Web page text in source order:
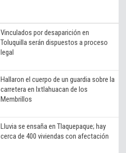
Vinculados por desaparición en
Toluquilla serán dispuestos a proceso
legal
Hallaron el cuerpo de un guardia sobre la
carretera en Ixtlahuacan de los
Membrillos
Lluvia se ensaña en Tlaquepaque; hay
cerca de 400 viviendas con afectación